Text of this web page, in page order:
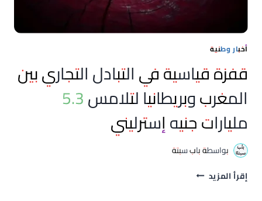
أخبار وطنية
قفزة قياسية في التبادل التجاري بين
المغرب وبريطانيا لتلامس 5.3
مليارات جنيه إسترليني
بواسطةباب سبتة
إقرأ المزيد قفزة